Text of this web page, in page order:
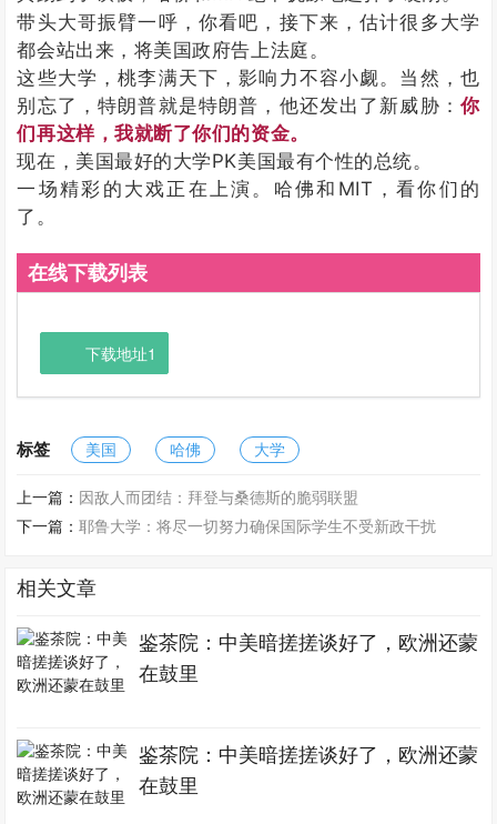
带头大哥振臂一呼，你看吧，接下来，估计很多大学
都会站出来，将美国政府告上法庭。
这些大学，桃李满天下，影响力不容小觑。当然，也
别忘了，特朗普就是特朗普，他还发出了新威胁：你
们再这样，我就断了你们的资金。
现在，美国最好的大学PK美国最有个性的总统。
一场精彩的大戏正在上演。哈佛和MIT，看你们的
了。
在线下载列表
下载地址1
标签 美国 哈佛 大学
上一篇： 因敌人而团结：拜登与桑德斯的脆弱联盟
下一篇：耶鲁大学：将尽一切努力确保国际学生不受新政干扰
相关文章
鉴茶院：中美暗搓搓谈好了，欧洲还蒙
在鼓里
鉴茶院：中美暗搓搓谈好了，欧洲还蒙
在鼓里